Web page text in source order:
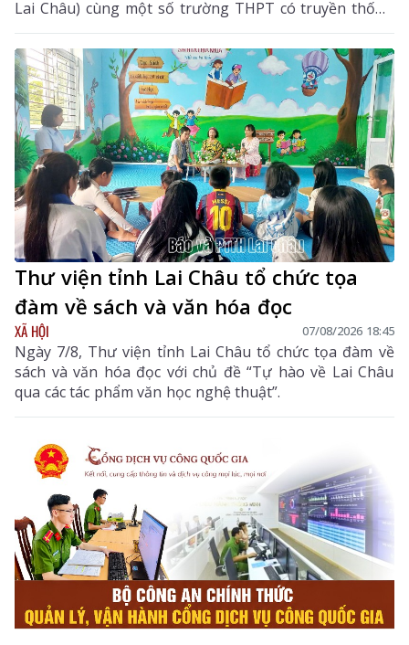
Lai Châu) cùng một số trường THPT có truyền thống
chất lượng cao trên cả nước.
Thư viện tỉnh Lai Châu tổ chức tọa
đàm về sách và văn hóa đọc
XÃ HỘI 07/08/2026 18:45
Ngày 7/8, Thư viện tỉnh Lai Châu tổ chức tọa đàm về
sách và văn hóa đọc với chủ đề “Tự hào về Lai Châu
qua các tác phẩm văn học nghệ thuật”.